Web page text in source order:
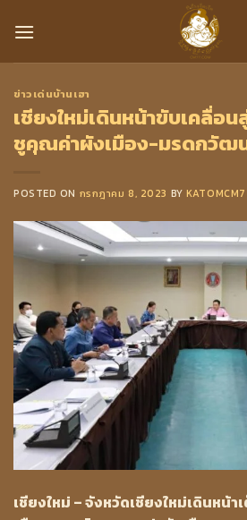
ข่าวเด่นบ้านเฮา
เชียงใหม่เดินหน้าขับเคลื่อ
ชูคุณค่าผังเมือง-มรดกวัฒ
POSTED ON กรกฎาคม 8, 2023 BY
เชียงใหม่ – จังหวัดเชียงใหม่เดินหน้